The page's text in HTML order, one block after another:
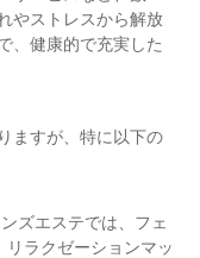
やストレスから解放
、健康的で充実した
ますが、特に以下の
ズエステでは、フェ
ラクゼーションマッ